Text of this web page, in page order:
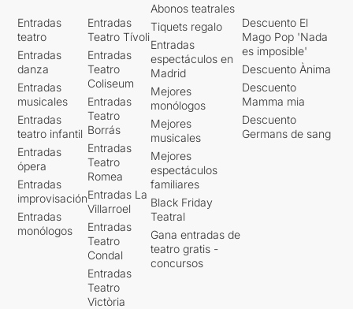
Entradas
teatro
Entradas
danza
Entradas
musicales
Entradas
teatro infantil
Entradas
ópera
Entradas
improvisación
Entradas
monólogos
Entradas
Teatro Tívoli
Entradas
Teatro
Coliseum
Entradas
Teatro
Borrás
Entradas
Teatro
Romea
Entradas La
Villarroel
Entradas
Teatro
Condal
Entradas
Teatro
Victòria
Abonos teatrales
Tiquets regalo
Entradas
espectáculos en
Madrid
Mejores
monólogos
Mejores
musicales
Mejores
espectáculos
familiares
Black Friday
Teatral
Gana entradas de
teatro gratis -
concursos
Descuento El
Mago Pop 'Nada
es imposible'
Descuento Ànima
Descuento
Mamma mia
Descuento
Germans de sang